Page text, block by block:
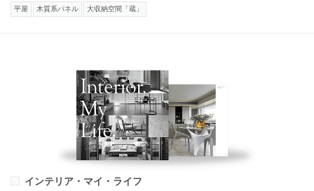
平屋 木質系パネル 大収納空間「蔵」
インテリア・マイ・ライフ